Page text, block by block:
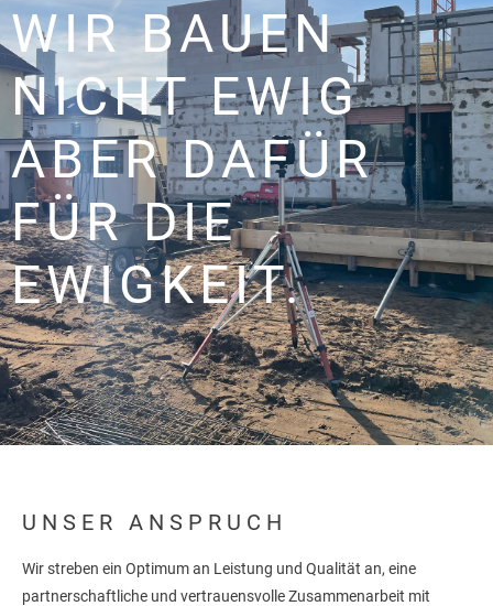
WIR BAUEN
NICHT EWIG
ABER DAFÜR
FÜR DIE
EWIGKEIT.
UNSER ANSPRUCH
Wir streben ein Optimum an Leistung und Qualität an, eine
partnerschaftliche und vertrauensvolle Zusammenarbeit mit